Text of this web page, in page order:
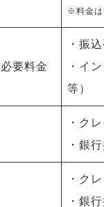
※料金は
要料金
・振
・イ
等）
・ク
・銀
・ク
・銀